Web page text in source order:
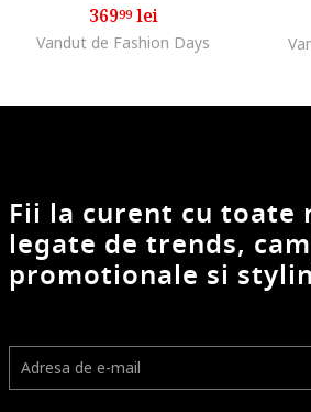
36999lei
Vandut de Fashion Days
Fii la curent cu toate
legate de trends,
promotionale si